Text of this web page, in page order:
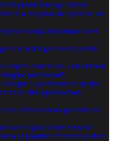
pentru întreaga familie
de a cumpăra un aparat de aer
după implantarea unei
si design modern pentru
și spații comerciale – un element
profesională
al pachetelor de sprijin
din regiunea Sud-
definesc noua generație de
digital și cum reușește
să planifice zâmbetul perfect